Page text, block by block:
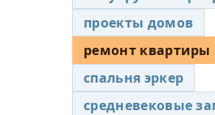
проекты домов
ремонт квартиры
спальня эркер
средневековые